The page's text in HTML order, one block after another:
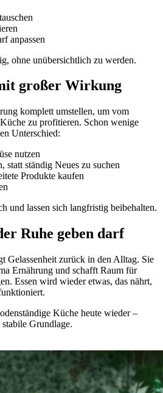
anpassen
ohne unübersichtlich zu werden.
großer Wirkung
komplett umstellen, um vom
zu profitieren. Schon wenige
Unterschied:
nutzen
statt ständig Neues zu suchen
Produkte kaufen
und lassen sich langfristig beibehalten.
Ruhe geben darf
Gelassenheit zurück in den Alltag. Sie
Ernährung und schafft Raum für
Essen wird wieder etwas, das nährt,
Küche heute wieder –
Grundlage.